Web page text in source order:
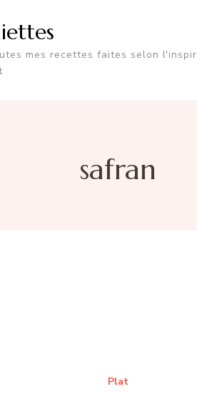
mes recettes faites selon
safran
Plat